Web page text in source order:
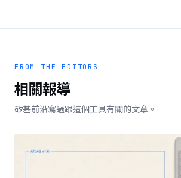
FROM THE EDITORS
相關報導
矽基前沿寫過跟這個工具有關的文章。